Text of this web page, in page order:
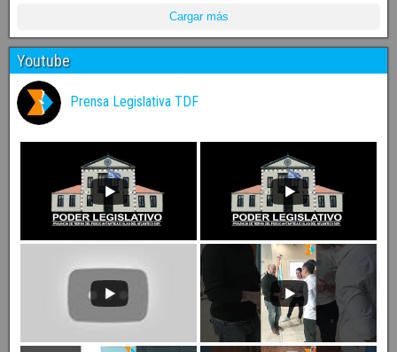
Cargar más
Youtube
Prensa Legislativa TDF